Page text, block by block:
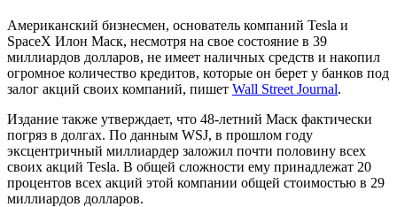
Американский бизнесмен, основатель компаний Tesla и
SpaceX Илон Маск, несмотря на свое состояние в 39
миллиардов долларов, не имеет наличных средств и накопил
огромное количество кредитов, которые он берет у банков под
залог акций своих компаний, пишет Wall Street Journal.
Издание также утверждает, что 48-летний Маск фактически
погряз в долгах. По данным WSJ, в прошлом году
эксцентричный миллиардер заложил почти половину всех
своих акций Tesla. В общей сложности ему принадлежат 20
процентов всех акций этой компании общей стоимостью в 29
миллиардов долларов.